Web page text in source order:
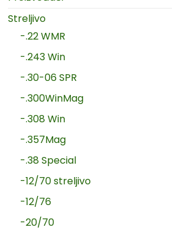
Streljivo
-.22 WMR
-.243 Win
-.30-06 SPR
-.300WinMag
-.308 Win
-.357Mag
-.38 Special
-12/70 streljivo
-12/76
-20/70